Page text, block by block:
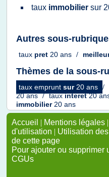
taux immobilier sur
Autres sous-
taux pret 20 ans /
Thèmes de la sous-
taux emprunt sur 20 ans /
20 ans / tauxinteret20
immobilier 20 ans
Accueil | Mentions légales |
d'utilisation | Utilisation
de cette page
Pour ajouter ou supprimer
CGUs